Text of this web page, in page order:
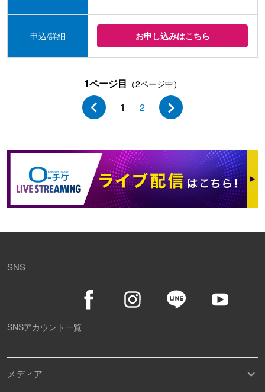
申込/詳細 お申し込みはこちら
1ページ目 （2ページ中）
1 2
SNS
SNSアカウント一覧
メディア